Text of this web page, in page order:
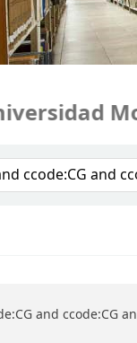
and ccode:CG